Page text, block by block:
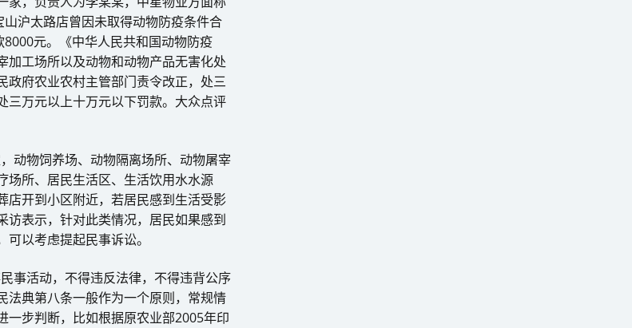
沪太路店曾因未取得动物防疫条件合
元。《中华人民共和国动物防疫
加工场所以及动物和动物产品无害化处
政府农业农村主管部门责令改正，处三
三万元以上十万元以下罚款。大众点评
动物饲养场、动物隔离场所、动物屠宰
场所、居民生活区、生活饮用水水源
店开到小区附近，若居民感到生活受影
访表示，针对此类情况，居民如果感到
以考虑提起民事诉讼。
事活动，不得违反法律，不得违背公序
法典第八条一般作为一个原则，常规情
一步判断，比如根据原农业部2005年印